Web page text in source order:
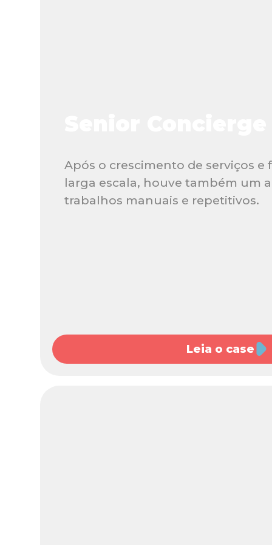
Após o crescimento de serviços
larga escala, houve também um
trabalhos manuais e repetitivos.
Leia o case